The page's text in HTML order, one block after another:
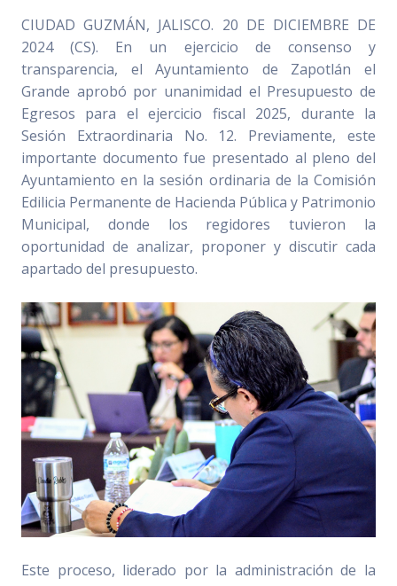
CIUDAD GUZMÁN, JALISCO. 20 DE DICIEMBRE DE
2024 (CS). En un ejercicio de consenso y
transparencia, el Ayuntamiento de Zapotlán el
Grande aprobó por unanimidad el Presupuesto de
Egresos para el ejercicio fiscal 2025, durante la
Sesión Extraordinaria No. 12. Previamente, este
importante documento fue presentado al pleno del
Ayuntamiento en la sesión ordinaria de la Comisión
Edilicia Permanente de Hacienda Pública y Patrimonio
Municipal, donde los regidores tuvieron la
oportunidad de analizar, proponer y discutir cada
apartado del presupuesto.
Este proceso, liderado por la administración de la